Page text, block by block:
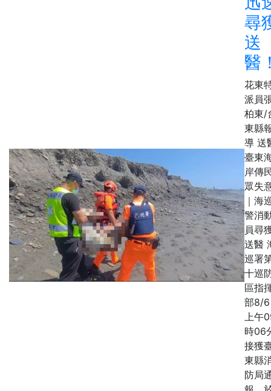
尋
送
醫
花東
派員
柏東/
東縣
導 送
臺東
岸傳
眾失
｜海
警消
員尋
送醫
巡署
十巡
區指
部8/
上午
時06
接獲
東縣
防局